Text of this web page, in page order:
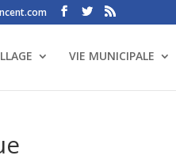
VIE MUNICIPALE